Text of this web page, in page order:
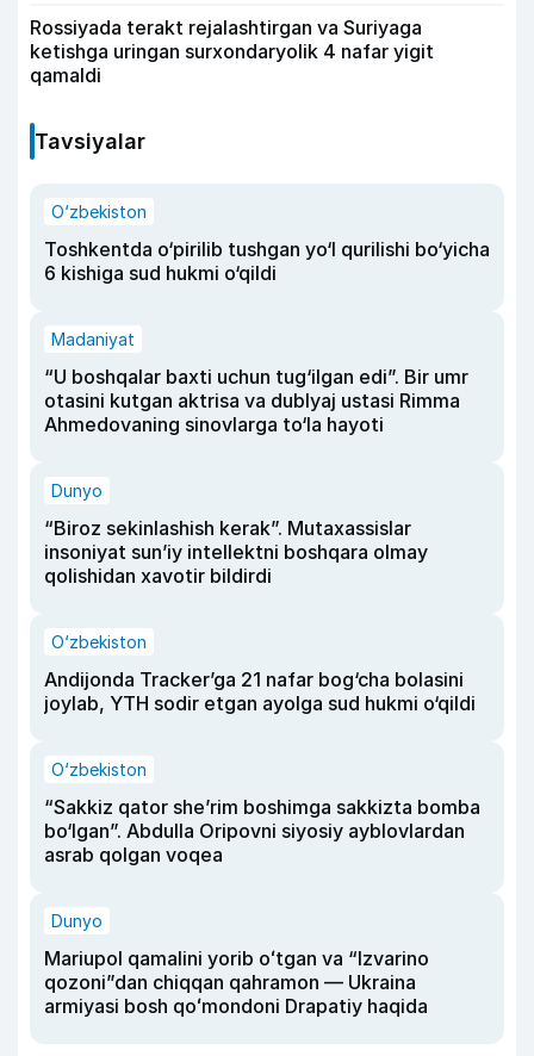
Rossiyada terakt rejalashtirgan va Suriyaga
ketishga uringan surxondaryolik 4 nafar yigit
qamaldi
Tavsiyalar
O‘zbekiston
Toshkentda o‘pirilib tushgan yo‘l qurilishi bo‘yicha
6 kishiga sud hukmi o‘qildi
Madaniyat
“U boshqalar baxti uchun tug‘ilgan edi”. Bir umr
otasini kutgan aktrisa va dublyaj ustasi Rimma
Ahmedovaning sinovlarga to‘la hayoti
Dunyo
“Biroz sekinlashish kerak”. Mutaxassislar
insoniyat sun’iy intellektni boshqara olmay
qolishidan xavotir bildirdi
O‘zbekiston
Andijonda Tracker’ga 21 nafar bog‘cha bolasini
joylab, YTH sodir etgan ayolga sud hukmi o‘qildi
O‘zbekiston
“Sakkiz qator she’rim boshimga sakkizta bomba
bo‘lgan”. Abdulla Oripovni siyosiy ayblovlardan
asrab qolgan voqea
Dunyo
Mariupol qamalini yorib oʻtgan va “Izvarino
qozoni”dan chiqqan qahramon — Ukraina
armiyasi bosh qoʻmondoni Drapatiy haqida